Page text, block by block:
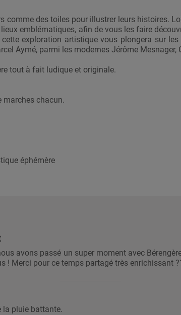
des toiles pour illustrer leurs histoires.
emblématiques, afin de vous les faire
exploration artistique vous plongera sur
Aymé, parmi les modernes Jérôme Mesnager,
tout à fait ludique et originale.
marches chacun.
éphémère
avons passé un super moment avec
! Merci pour ce temps partagé très enrichissant
la pluie battante.